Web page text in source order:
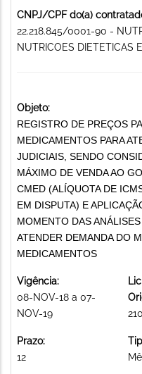
CNPJ/CPF do(a)
22.218.845/0001-90 -
NUTRICOES DIETETICAS
Objeto:
REGISTRO DE PREÇOS
MEDICAMENTOS PARA
JUDICIAIS, SENDO
MÁXIMO DE VENDA AO
CMED (ALÍQUOTA DE
EM DISPUTA) E
MOMENTO DAS ANÁLISES
ATENDER DEMANDA DO
MEDICAMENTOS
Vigência:
08-NOV-18 a 07-
NOV-19
Prazo:
12